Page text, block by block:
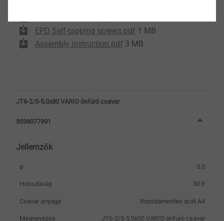
EPD Self-tapping screws.pdf 1 MB
Assembly instruction.pdf 3 MB
JT6-2/5-5,0x30 VARIO önfúró csavar
3598077991
Jellemzők
ø 5.0
Hosszúság 30.0
Csavar anyaga Rozsdamentes acél A4
Megnevezés JT6-2/5-5,0x30 VARIO önfúró csavar